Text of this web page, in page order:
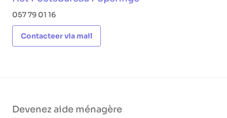
057 79 01 16
Contacteer via mail
Devenez aide ménagère